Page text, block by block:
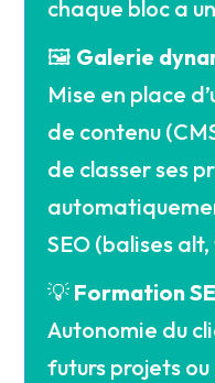
chaque bloc a
🖼️ Galerie
Mise en place
de contenu
de classer ses
SEO (balises
💡 Formation
Autonomie du
futurs projets